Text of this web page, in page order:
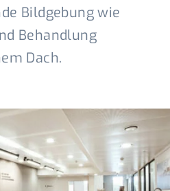
Bildgebung wie
Behandlung
Dach.